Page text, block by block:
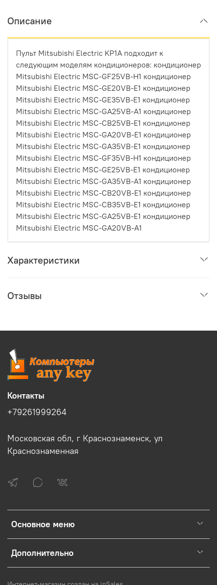
Описание
Пульт Mitsubishi Electric KP1A подходит к
следующим моделям кондиционеров: кондиционер
Mitsubishi Electric MSC-GF25VB-H1 кондиционер
Mitsubishi Electric MSC-GE20VB-E1 кондиционер
Mitsubishi Electric MSC-GE35VB-E1 кондиционер
Mitsubishi Electric MSC-GA25VB-A1 кондиционер
Mitsubishi Electric MSC-CB25VB-E1 кондиционер
Mitsubishi Electric MSC-GA20VB-E1 кондиционер
Mitsubishi Electric MSC-GA35VB-E1 кондиционер
Mitsubishi Electric MSC-GF35VB-H1 кондиционер
Mitsubishi Electric MSC-GE25VB-E1 кондиционер
Mitsubishi Electric MSC-GA35VB-A1 кондиционер
Mitsubishi Electric MSC-CB20VB-E1 кондиционер
Mitsubishi Electric MSC-CB35VB-E1 кондиционер
Mitsubishi Electric MSC-GA25VB-E1 кондиционер
Mitsubishi Electric MSC-GA20VB-A1
Характеристики
Отзывы
Основное меню
Дополнительно
Контакты
+79261999264
Московская обл, г Краснознаменск, ул
Краснознаменная